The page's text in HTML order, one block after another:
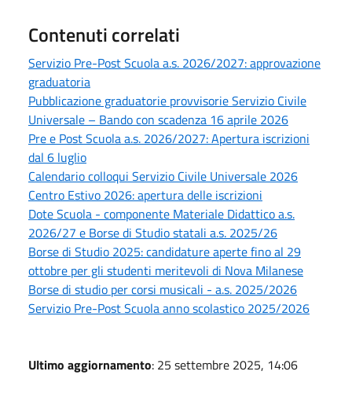
Contenuti correlati
Servizio Pre-Post Scuola a.s. 2026/2027: approvazione
graduatoria
Pubblicazione graduatorie provvisorie Servizio Civile
Universale – Bando con scadenza 16 aprile 2026
Pre e Post Scuola a.s. 2026/2027: Apertura iscrizioni
dal 6 luglio
Calendario colloqui Servizio Civile Universale 2026
Centro Estivo 2026: apertura delle iscrizioni
Dote Scuola - componente Materiale Didattico a.s.
2026/27 e Borse di Studio statali a.s. 2025/26
Borse di Studio 2025: candidature aperte fino al 29
ottobre per gli studenti meritevoli di Nova Milanese
Borse di studio per corsi musicali - a.s. 2025/2026
Servizio Pre-Post Scuola anno scolastico 2025/2026
Ultimo aggiornamento: 25 settembre 2025, 14:06